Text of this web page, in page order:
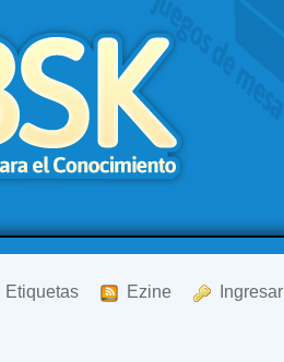
Etiquetas Ezine Ingresar